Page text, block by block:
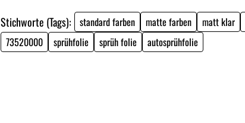
Stichworte (Tags): standard farben matte farben matt klar
73520000
sprühfolie sprüh folie autosprühfolie